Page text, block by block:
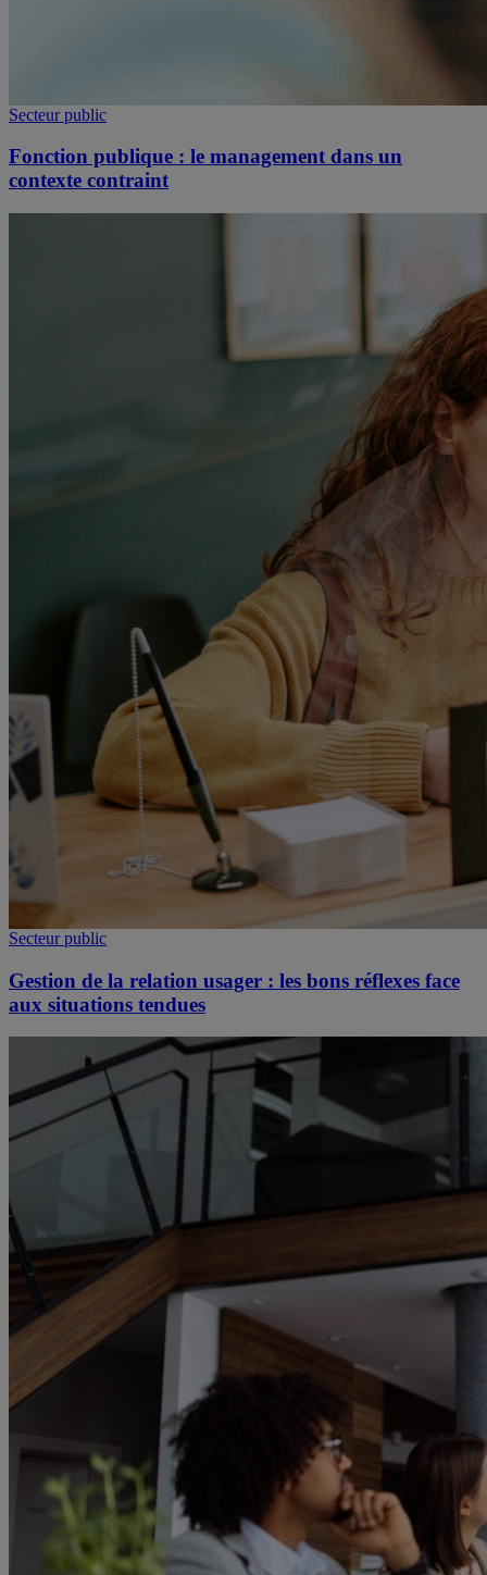
Secteur public
Fonction publique : le management dans un
contexte contraint
Secteur public
Gestion de la relation usager : les bons réflexes face
aux situations tendues